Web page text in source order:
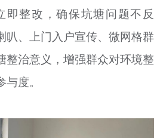
即整改，确保坑塘问题不反
叭、上门入户宣传、微网格群
整治意义，增强群众对环境整
度。